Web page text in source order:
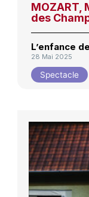
MOZART,
des
L’enfance
28 Mai 2025
Spectacle